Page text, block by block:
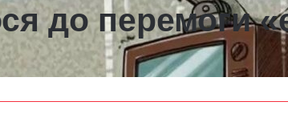
до перемоги